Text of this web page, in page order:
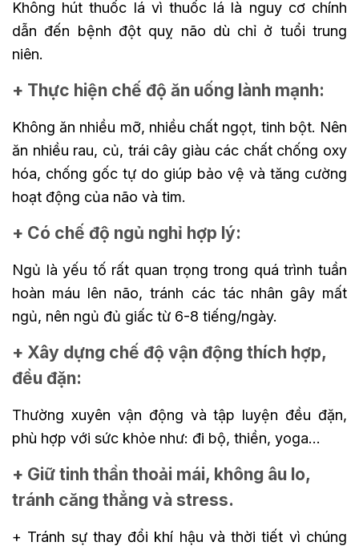
Không hút thuốc lá vì thuốc lá là nguy cơ chính
dẫn đến bệnh đột quỵ não dù chỉ ở tuổi trung
niên.
+ Thực hiện chế độ ăn uống lành mạnh:
Không ăn nhiều mỡ, nhiều chất ngọt, tinh bột. Nên
ăn nhiều rau, củ, trái cây giàu các chất chống oxy
hóa, chống gốc tự do giúp bảo vệ và tăng cường
hoạt động của não và tim.
+ Có chế độ ngủ nghỉ hợp lý:
Ngủ là yếu tố rất quan trọng trong quá trình tuần
hoàn máu lên não, tránh các tác nhân gây mất
ngủ, nên ngủ đủ giấc từ 6-8 tiếng/ngày.
+ Xây dựng chế độ vận động thích hợp,
đều đặn:
Thường xuyên vận động và tập luyện đều đặn,
phù hợp với sức khỏe như: đi bộ, thiền, yoga…
+ Giữ tinh thần thoải mái, không âu lo,
tránh căng thẳng và stress.
+ Tránh sự thay đổi khí hậu và thời tiết vì chúng